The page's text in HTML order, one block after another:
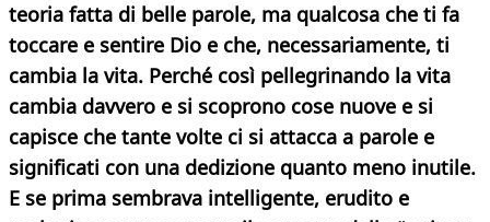
teoria fatta di belle parole, ma qualcosa che ti fa
toccare e sentire Dio e che, necessariamente, ti
cambia la vita. Perché così pellegrinando la vita
cambia davvero e si scoprono cose nuove e si
capisce che tante volte ci si attacca a parole e
significati con una dedizione quanto meno inutile.
E se prima sembrava intelligente, erudito e